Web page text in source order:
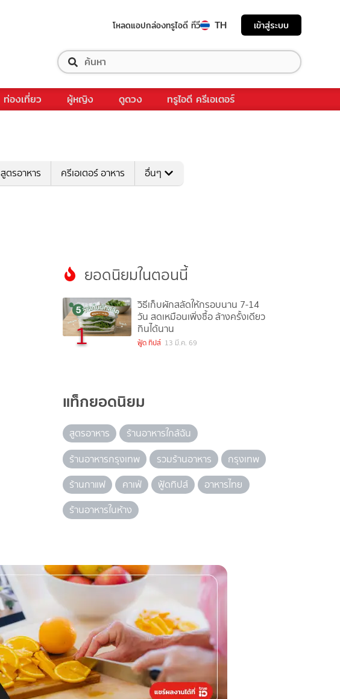
โหลดแอปกล่องทรูไอดี ทีวี TH เข้าสู่ระบบ
ท่องเที่ยว ผู้หญิง ดูดวง ทรูไอดี ครีเอเตอร์
สูตรอาหาร ครีเอเตอร์ อาหาร อื่นๆ
ยอดนิยมในตอนนี้
1
วิธีเก็บผักสลัดให้กรอบนาน 7-14
วัน สดเหมือนเพิ่งซื้อ ล้างครั้งเดียว
กินได้นาน
ฟู้ด ทิปส์ 13 มี.ค. 69
แท็กยอดนิยม
สูตรอาหาร
ร้านอาหารใกล้ฉัน
ร้านอาหารกรุงเทพ
รวมร้านอาหาร
กรุงเทพ
ร้านกาแฟ
คาเฟ่ ฟู้ดทิปส์
อาหารไทย
ร้านอาหารในห้าง